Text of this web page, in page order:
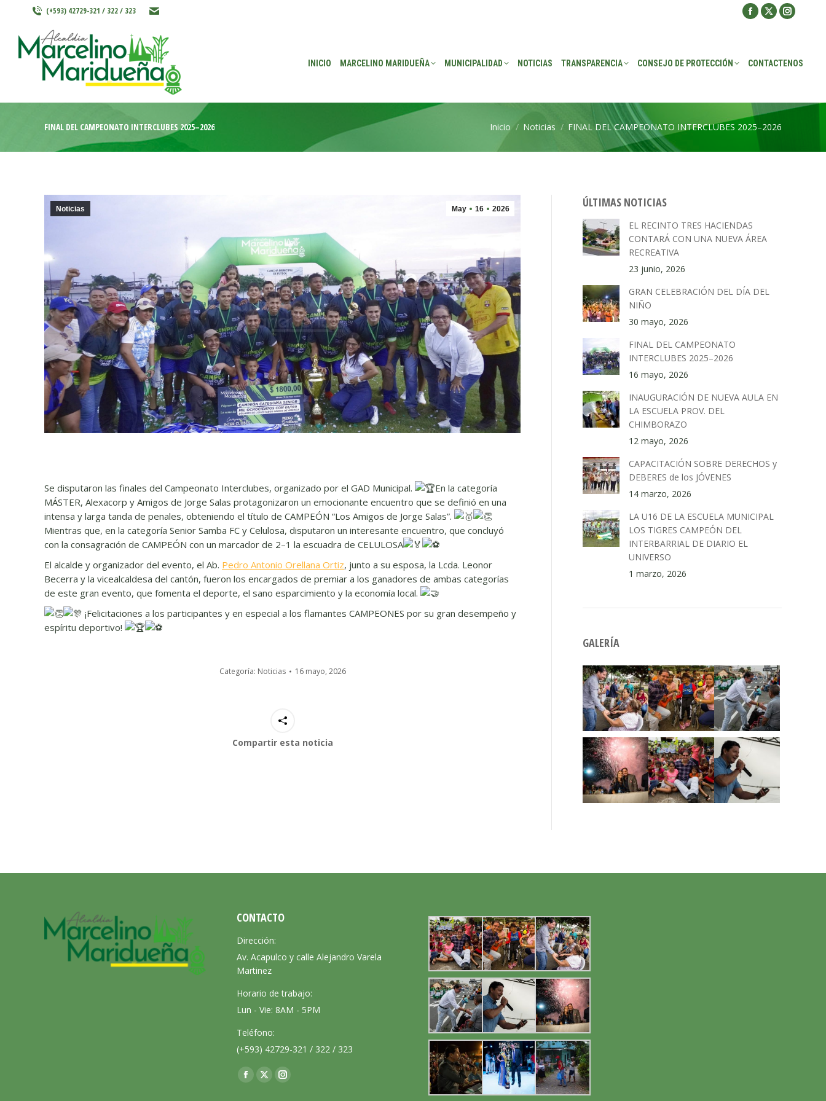
(+593) 42729-321 / 322 / 323
Facebook
in
X
in
in
INICIO MARCELINO MARIDUEÑA MUNICIPALIDAD NOTICIAS TRANSPARENCIA CONSEJO DE PROTECCIÓN CONTACTENOS
FINAL DEL CAMPEONATO INTERCLUBES 2025–2026 Estás aquí:
Inicio Noticias FINAL DEL CAMPEONATO INTERCLUBES 2025–2026
May 16 2026
Noticias
Se disputaron las finales del Campeonato Interclubes, organizado por el GAD Municipal.
En la categoría
MÁSTER, Alexacorp y Amigos de Jorge Salas protagonizaron un emocionante encuentro que se definió en una
intensa y larga tanda de penales, obteniendo el título de CAMPEÓN “Los Amigos de Jorge Salas”.
Mientras que, en la categoría Senior Samba FC y Celulosa, disputaron un interesante encuentro, que concluyó
con la consagración de CAMPEÓN con un marcador de 2–1 la escuadra de CELULOSA
El alcalde y organizador del evento, el Ab. Pedro Antonio Orellana Ortiz, junto a su esposa, la Lcda. Leonor
Becerra y la vicealcaldesa del cantón, fueron los encargados de premiar a los ganadores de ambas categorías
de este gran evento, que fomenta el deporte, el sano esparcimiento y la economía local.
¡Felicitaciones a los participantes y en especial a los flamantes CAMPEONES por su gran desempeño y
espíritu deportivo!
Categoría: Noticias 16 mayo, 2026
Compartir esta noticia
ÚLTIMAS NOTICIAS
EL RECINTO TRES HACIENDAS
CONTARÁ CON UNA NUEVA ÁREA
RECREATIVA
23 junio, 2026
GRAN CELEBRACIÓN DEL DÍA DEL
NIÑO
30 mayo, 2026
FINAL DEL CAMPEONATO
INTERCLUBES 2025–2026
16 mayo, 2026
INAUGURACIÓN DE NUEVA AULA EN
LA ESCUELA PROV. DEL
CHIMBORAZO
12 mayo, 2026
CAPACITACIÓN SOBRE DERECHOS y
DEBERES de los JÓVENES
14 marzo, 2026
LA U16 DE LA ESCUELA MUNICIPAL
LOS TIGRES CAMPEÓN DEL
INTERBARRIAL DE DIARIO EL
UNIVERSO
1 marzo, 2026
GALERÍA
CONTACTO
Dirección:
Av. Acapulco y calle Alejandro Varela
Martinez
Horario de trabajo:
Lun - Vie: 8AM - 5PM
Teléfono:
(+593) 42729-321 / 322 / 323
Encuéntranos en:
Facebook
X
Instagram